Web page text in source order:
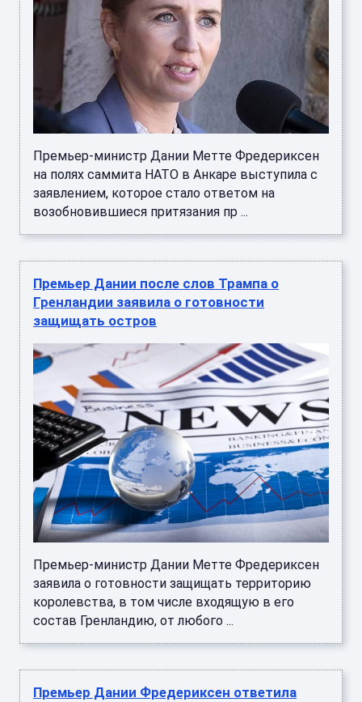
Премьер-министр Дании Метте Фредериксен
на полях саммита НАТО в Анкаре выступила с
заявлением, которое стало ответом на
возобновившиеся притязания пр ...
Премьер Дании после слов Трампа о
Гренландии заявила о готовности
защищать остров
Премьер-министр Дании Метте Фредериксен
заявила о готовности защищать территорию
королевства, в том числе входящую в его
состав Гренландию, от любого ...
Премьер Дании Фредериксен ответила